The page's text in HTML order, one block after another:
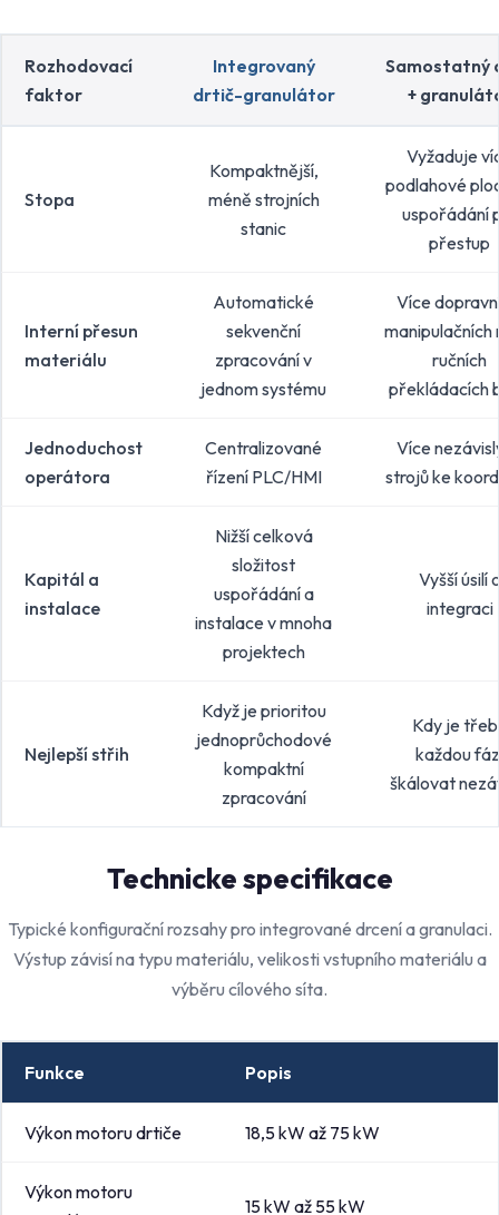
Rozhodovací
faktor
Integrovaný
drtič-granulátor
Samostatný
+
Stopa
Kompaktnější,
méně strojních
stanic
Vyžaduje
podlahové
uspořádání
přestup
Interní přesun
materiálu
Automatické
sekvenční
zpracování v
jednom systému
Více
manipulačních
ručních
překládacích
Jednoduchost
operátora
Centralizované
řízení PLC/HMI
Více
strojů ke
Kapitál a
instalace
Nižší celková
složitost
uspořádání a
instalace v mnoha
projektech
Vyšší úsilí
integraci
Nejlepší střih
Když je prioritou
jednoprůchodové
kompaktní
zpracování
Kdy je
každou
škálovat
Technicke specifikace
Typické konfigurační rozsahy pro integrované drcení a granulaci.
Výstup závisí na typu materiálu, velikosti vstupního materiálu a
výběru cílového síta.
Funkce Popis
Výkon motoru drtiče 18,5 kW až 75 kW
Výkon motoru
15 kW až 55 kW